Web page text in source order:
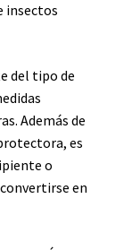
insectos
del tipo de
Además de
es
o
en